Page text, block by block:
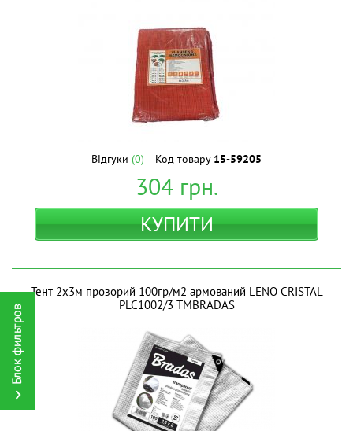
Відгуки (0) Код товару 15-59205
304грн.
КУПИТИ
Тент 2х3м прозорий 100гр/м2 армований LENO CRISTAL
PLC1002/3 ТМBRADAS